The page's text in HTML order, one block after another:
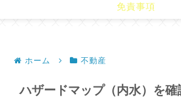
免責事項
ホーム 不動産
ハザードマップ（内水）を確